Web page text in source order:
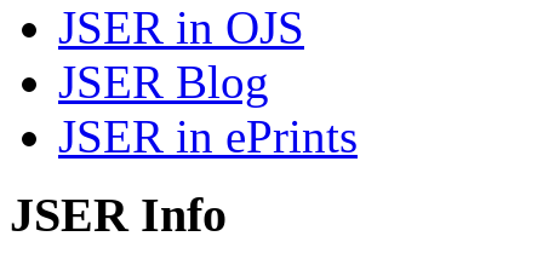
JSER in OJS
JSER Blog
JSER in ePrints
JSER Info